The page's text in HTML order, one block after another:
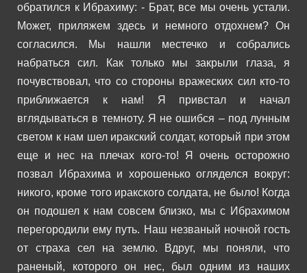
обратился к Ибрахиму: - Брат, все мы очень устали.
Может, приляжем здесь и немного отдохнем? Он
согласился. Мы нашли местечко и собрались
набраться сил. Как только мы закрыли глаза, я
почувствовал, что со стороны вражеских сил кто-то
приближается к нам! Я привстал и начал
вглядываться в темноту. Я не ошибся – под лунным
светом к нам шел иракский солдат, который при этом
еще и нес на плечах кого-то! Я очень осторожно
позвал Ибрахима и хорошенько огляделся вокруг:
никого, кроме того иракского солдата, не было! Когда
он подошел к нам совсем близко, мы с Ибрахимом
перегородили ему путь. Наш незваный ночной гость
от страха сел на землю. Вдруг, мы поняли, что
раненый, которого он нес, был одним из наших